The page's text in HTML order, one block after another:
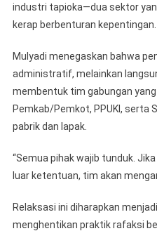
industri tapioka—dua sektor
kerap berbenturan kepentingan.
Mulyadi menegaskan bahwa
administratif, melainkan
membentuk tim gabungan
Pemkab/Pemkot, PPUKI, serta
pabrik dan lapak.
“Semua pihak wajib tunduk.
luar ketentuan, tim akan
Relaksasi ini diharapkan
menghentikan praktik rafaksi